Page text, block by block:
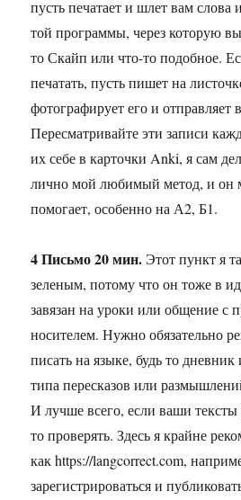
пусть печатает и шлет вам слова
той программы, через которую
то Скайп или что-то подобное.
печатать, пусть пишет на
фотографирует его и отправляет
Пересматривайте эти записи
их себе в карточки Anki, я сам
лично мой любимый метод, и
помогает, особенно на А2, Б1.
4 Письмо 20 мин. Этот пункт я
зеленым, потому что он тоже в
завязан на уроки или общение с
носителем. Нужно обязательно
писать на языке, будь то
типа пересказов или
И лучше всего, если ваши тексты
то проверять. Здесь я крайне
как https://langcorrect.com,
зарегистрироваться и